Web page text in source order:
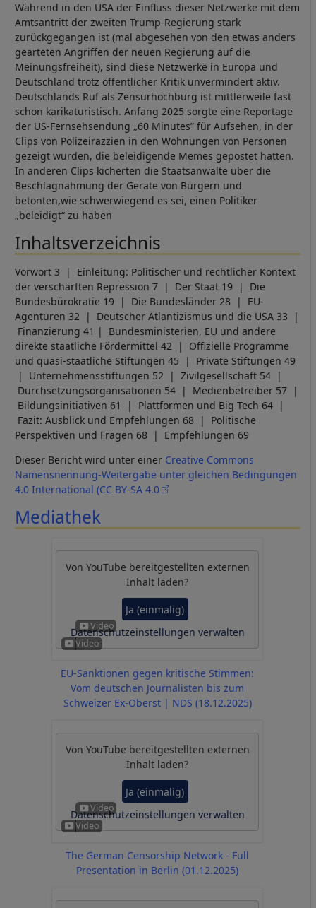
Während in den USA der Einfluss dieser Netzwerke mit dem
Amtsantritt der zweiten Trump-Regierung stark
zurückgegangen ist (mal abgesehen von den etwas anders
gearteten Angriffen der neuen Regierung auf die
Meinungsfreiheit), sind diese Netzwerke in Europa und
Deutschland trotz öffentlicher Kritik unvermindert aktiv.
Deutschlands Ruf als Zensurhochburg ist mittlerweile fast
schon karikaturistisch. Anfang 2025 sorgte eine Reportage
der US-Fernsehsendung „60 Minutes” für Aufsehen, in der
Clips von Polizeirazzien in den Wohnungen von Personen
gezeigt wurden, die beleidigende Memes gepostet hatten.
In anderen Clips kicherten die Staatsanwälte über die
Beschlagnahmung der Geräte von Bürgern und
betonten,wie schwerwiegend es sei, einen Politiker
„beleidigt“ zu haben
Inhaltsverzeichnis
Vorwort 3 | Einleitung: Politischer und rechtlicher Kontext
der verschärften Repression 7 | Der Staat 19 | Die
Bundesbürokratie 19 | Die Bundesländer 28 | EU-
Agenturen 32 | Deutscher Atlantizismus und die USA 33 |
Finanzierung 41 | Bundesministerien, EU und andere
direkte staatliche Fördermittel 42 | Offizielle Programme
und quasi-staatliche Stiftungen 45 | Private Stiftungen 49
| Unternehmensstiftungen 52 | Zivilgesellschaft 54 |
Durchsetzungsorganisationen 54 | Medienbetreiber 57 |
Bildungsinitiativen 61 | Plattformen und Big Tech 64 |
Fazit: Ausblick und Empfehlungen 68 | Politische
Perspektiven und Fragen 68 | Empfehlungen 69
Dieser Bericht wird unter einer Creative Commons
Namensnennung-Weitergabe unter gleichen Bedingungen
4.0 International (CC BY-SA 4.0
Mediathek
Von YouTube bereitgestellten externen
Inhalt laden?
Ja (einmalig)
Datenschutzeinstellungen verwalten
EU-Sanktionen gegen kritische Stimmen:
Vom deutschen Journalisten bis zum
Schweizer Ex-Oberst | NDS (18.12.2025)
Von YouTube bereitgestellten externen
Inhalt laden?
Ja (einmalig)
Datenschutzeinstellungen verwalten
The German Censorship Network - Full
Presentation in Berlin (01.12.2025)